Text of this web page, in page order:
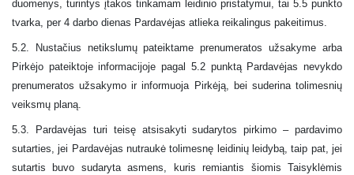
duomenys, turintys įtakos tinkamam leidinio pristatymui, tai 5.5 punkto
tvarka, per 4 darbo dienas Pardavėjas atlieka reikalingus pakeitimus.
5.2. Nustačius netikslumų pateiktame prenumeratos užsakyme arba
Pirkėjo pateiktoje informacijoje pagal 5.2 punktą Pardavėjas nevykdo
prenumeratos užsakymo ir informuoja Pirkėją, bei suderina tolimesnių
veiksmų planą.
5.3. Pardavėjas turi teisę atsisakyti sudarytos pirkimo – pardavimo
sutarties, jei Pardavėjas nutraukė tolimesnę leidinių leidybą, taip pat, jei
sutartis buvo sudaryta asmens, kuris remiantis šiomis Taisyklėmis